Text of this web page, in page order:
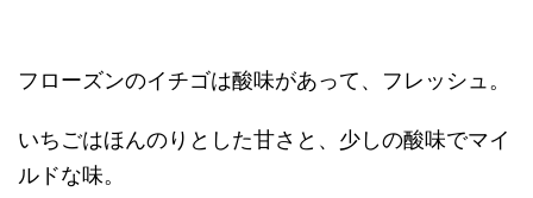
フローズンのイチゴは酸味があって、フレッシュ。
いちごはほんのりとした甘さと、少しの酸味でマイ
ルドな味。